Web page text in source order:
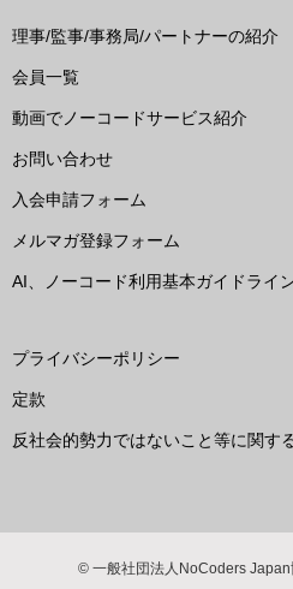
理事/監事/事務局/パートナーの紹介
会員一覧
動画でノーコードサービス紹介
お問い合わせ
入会申請フォーム
メルマガ登録フォーム
AI、ノーコード利用基本ガイドライ
プライバシーポリシー
定款
反社会的勢力ではないこと等に関す
© 一般社団法人NoCoders